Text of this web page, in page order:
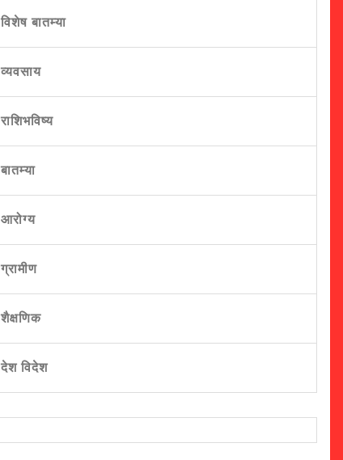
विशेष बातम्या
व्यवसाय
राशिभविष्य
बातम्या
आरोग्य
ग्रामीण
शैक्षणिक
देश विदेश